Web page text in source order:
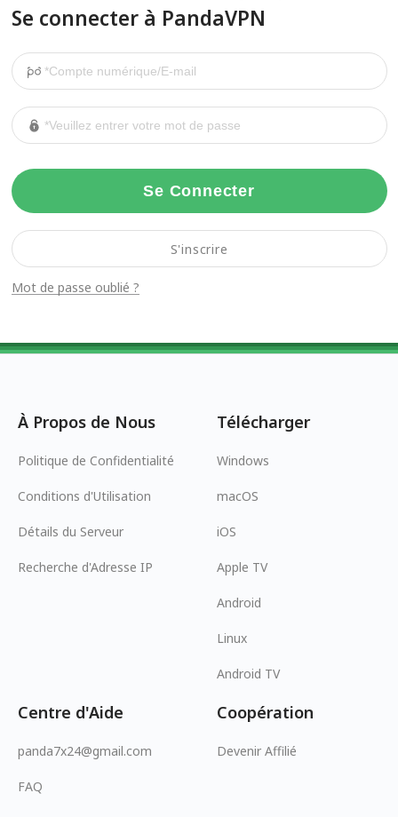
Se connecter à PandaVPN
Se Connecter
Mot de passe oublié ?
S'inscrire
À Propos de Nous
Politique de Confidentialité
Conditions d'Utilisation
Détails du Serveur
Recherche d'Adresse IP
Télécharger
Windows
macOS
iOS
Apple TV
Android
Linux
Android TV
Centre d'Aide
panda7x24@gmail.com
FAQ
Coopération
Devenir Affilié